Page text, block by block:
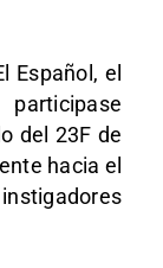
Español, el
del 23F de
hacia el